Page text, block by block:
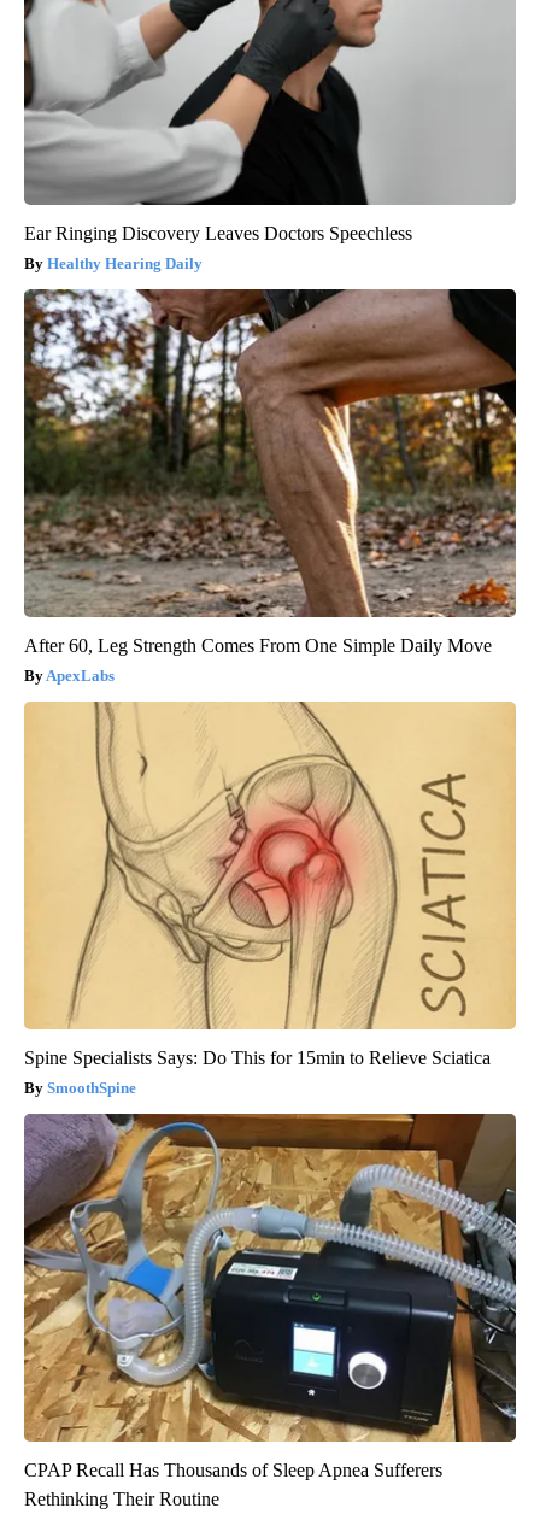
Ear Ringing Discovery Leaves Doctors Speechless
Healthy Hearing Daily
After 60, Leg Strength Comes From One Simple Daily Move
ApexLabs
Spine Specialists Says: Do This for 15min to Relieve Sciatica
SmoothSpine
CPAP Recall Has Thousands of Sleep Apnea Sufferers
Rethinking Their Routine